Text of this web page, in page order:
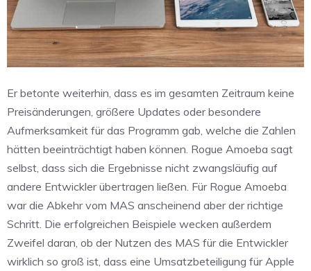
Er betonte weiterhin, dass es im gesamten Zeitraum keine
Preisänderungen, größere Updates oder besondere
Aufmerksamkeit für das Programm gab, welche die Zahlen
hätten beeinträchtigt haben können. Rogue Amoeba sagt
selbst, dass sich die Ergebnisse nicht zwangsläufig auf
andere Entwickler übertragen ließen. Für Rogue Amoeba
war die Abkehr vom MAS anscheinend aber der richtige
Schritt. Die erfolgreichen Beispiele wecken außerdem
Zweifel daran, ob der Nutzen des MAS für die Entwickler
wirklich so groß ist, dass eine Umsatzbeteiligung für Apple